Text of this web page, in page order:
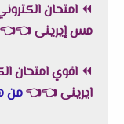
⏪ امتحان
مس إيرينى👈
👈
⏪ اقوي امتحان
ايرينى👈
👈من